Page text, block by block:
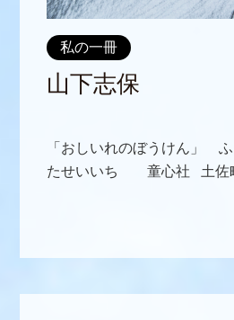
私の一冊
山下志保
「おしいれのぼうけん」
たせいいち 童心社 土佐